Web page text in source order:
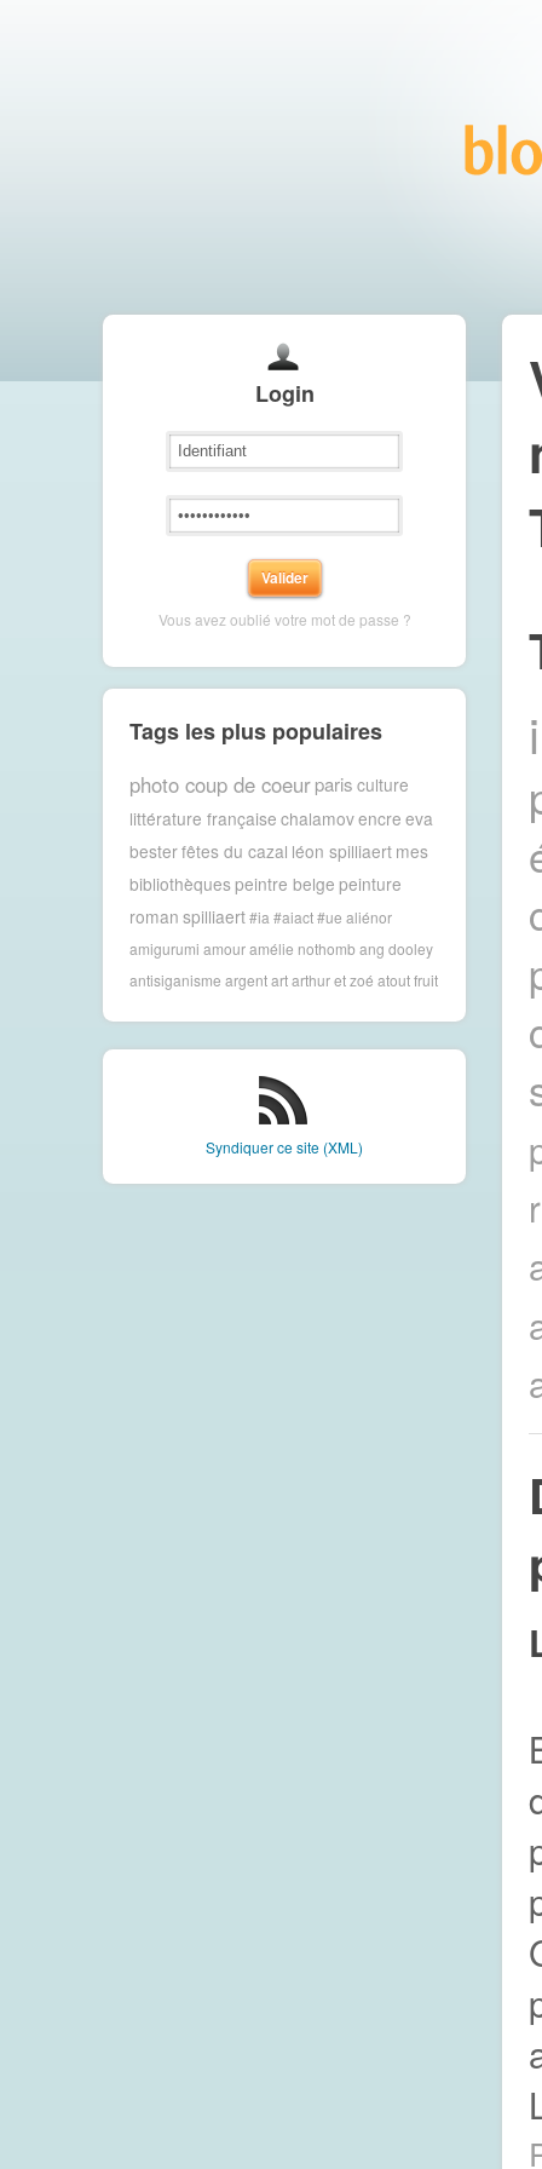
Login
Vous avez oublié votre mot de passe ?
Tags les plus populaires
photo coup de coeur paris culture
littérature française chalamovencre eva
besterfêtes du cazal léon spilliaert mes
bibliothèquespeintre belge peinture
roman spilliaert #ia #aiact #ue aliénor
amigurumi amour amélie nothomb ang dooley
antisiganisme argent art arthur et zoé atout fruit
Syndiquer ce site (XML)